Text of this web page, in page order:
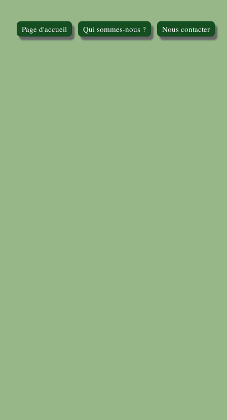
Page d'accueil Qui sommes-nous ? Nous contacter